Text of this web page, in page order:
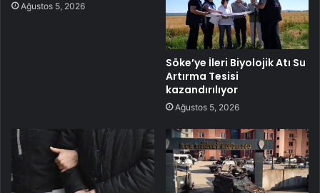
Ağustos 5, 2026
Söke’ye İleri Biyolojik Atı Su
Artırma Tesisi
kazandırılıyor
Ağustos 5, 2026